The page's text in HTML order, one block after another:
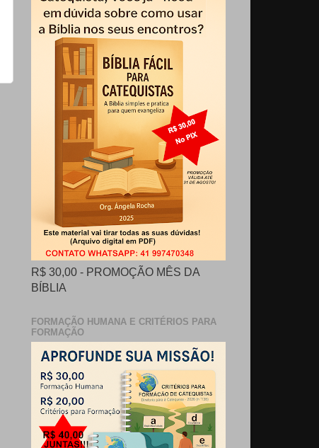
R$ 30,00 - PROMOÇÃO MÊS DA
BÍBLIA
FORMAÇÃO HUMANA E CRITÉRIOS PARA
FORMAÇÃO